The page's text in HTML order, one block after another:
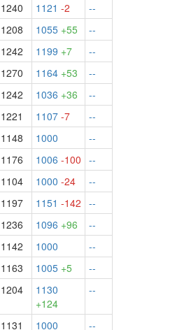
1240 1121 -2
--
1208 1055 +55
--
1242 1199 +7
--
1270 1164 +53
--
1242 1036 +36
--
1221 1107 -7
--
1148 1000
--
1176 1006 -100 --
1104 1000 -24
--
1197 1151 -142 --
1236 1096 +96
--
1142 1000
--
1163 1005 +5
--
1204
1130
+124
--
1131 1000 --